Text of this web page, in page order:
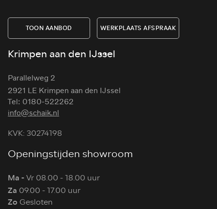
TOON AANBOD WERKPLAATS AFSPRAAK
Krimpen aan den IJssel
Parallelweg 2
2921 LE Krimpen aan den IJssel
Tel: 0180-522262
info@schaik.nl
KVK: 30274198
Openingstijden showroom
Ma -Vr 08.00 - 18.00 uur
Za 09.00 - 17.00 uur
Zo Gesloten